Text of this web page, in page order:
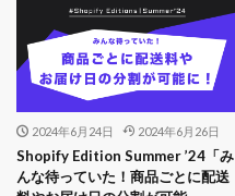
2024年6月24日 2024年6月26日
Shopify Edition Summer ’24「み
んな待っていた！商品ごとに配送